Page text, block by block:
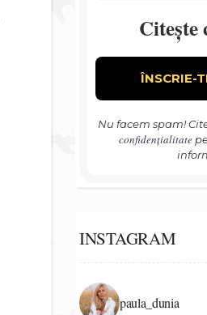
Citește
Nu facem spam!
confidențialitate
INSTAGRAM
paula_dunia